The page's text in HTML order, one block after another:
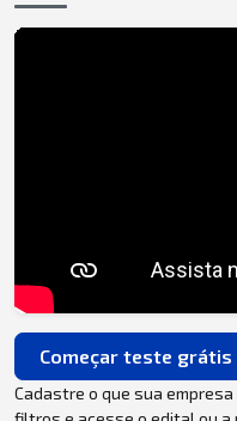
Começar teste grátis
Cadastre o que sua